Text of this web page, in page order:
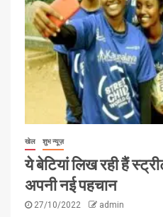
खेल शुभ न्यूज़
ये बेटियां लिख रही हैं
अपनी नई पहचान
27/10/2022 admin